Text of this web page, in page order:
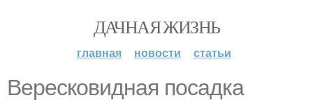
ДАЧНАЯ ЖИЗНЬ
главная новости статьи
Вересковидная посадка